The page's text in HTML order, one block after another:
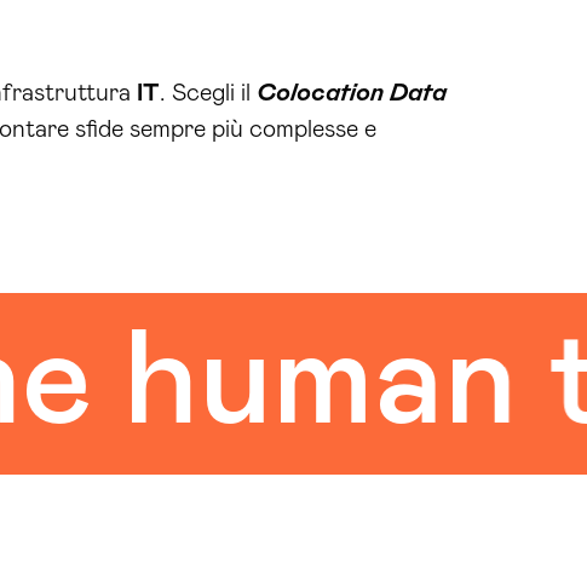
IT. Scegli il Colocation Data
sfide sempre più complesse e